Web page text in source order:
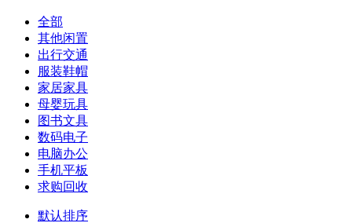
全部
其他闲置
出行交通
服装鞋帽
家居家具
母婴玩具
图书文具
数码电子
电脑办公
手机平板
求购回收
默认排序